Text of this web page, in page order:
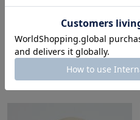
10％ポイントバック